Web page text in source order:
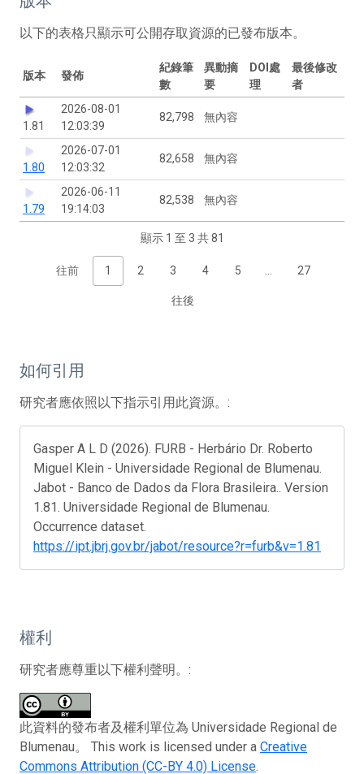
以下的表格只顯示可公開存取資源的已發布版本。
版本 發佈
紀錄筆
數
異動摘
要
DOI處
理
最後修改
者
1.81
2026-08-01
12:03:39
82,798 無內容
1.80
2026-07-01
12:03:32
82,658 無內容
1.79
2026-06-11
19:14:03
82,538 無內容
顯示 1 至 3 共 81
往前 1 2 3 4 5 27
往後
如何引用
研究者應依照以下指示引用此資源。:
Gasper A L D (2026). FURB - Herbário Dr. Roberto
Miguel Klein - Universidade Regional de Blumenau.
Jabot - Banco de Dados da Flora Brasileira.. Version
1.81. Universidade Regional de Blumenau.
Occurrence dataset.
https://ipt.jbrj.gov.br/jabot/resource?r=furb&v=1.81
權利
研究者應尊重以下權利聲明。:
此資料的發布者及權利單位為 Universidade Regional de
Blumenau。 This work is licensed under a Creative
Commons Attribution (CC-BY 4.0) License.